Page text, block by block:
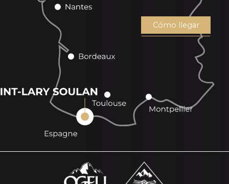
Cómo llegar